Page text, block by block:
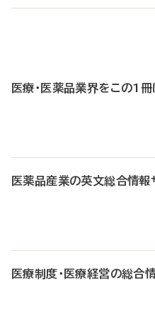
医療・医薬品業界をこの1冊
医薬品産業の英文総合情報
医療制度・医療経営の総合